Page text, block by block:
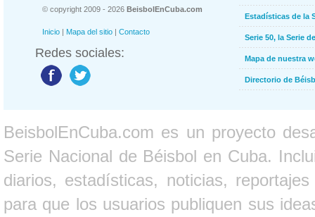
© copyright 2009 - 2026 BeisbolEnCuba.com
Inicio | Mapa del sitio | Contacto
Redes sociales:
Estadísticas de la
Serie 50, la Serie
Mapa de nuestra
Directorio de
BeisbolEnCuba.com es un proyecto
Serie Nacional de Béisbol en Cuba.
diarios, estadísticas, noticias,
para que los usuarios publiquen sus